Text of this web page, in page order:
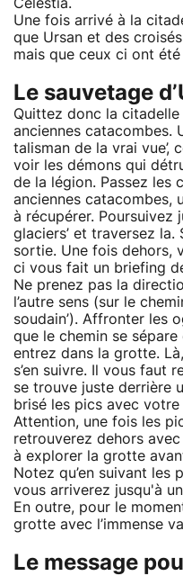
Celestia.
Une fois arrivé à la
que Ursan et des
mais que ceux ci ont
Le sauvetage
Quittez donc la
anciennes catacombes.
talisman de la vrai vue’,
voir les démons qui
de la légion. Passez les
anciennes catacombes,
à récupérer. Poursuivez
glaciers’ et traversez la.
sortie. Une fois dehors,
ci vous fait un briefing
Ne prenez pas la
l’autre sens (sur le
soudain’). Affronter les
que le chemin se
entrez dans la grotte.
s’en suivre. Il vous faut
se trouve juste derrière
brisé les pics avec
Attention, une fois les
retrouverez dehors
à explorer la grotte
Notez qu’en suivant les
vous arriverez jusqu'à
En outre, pour le
grotte avec l’immense
Le message